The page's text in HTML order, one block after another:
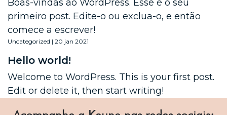
Boas-vindas ao WordPress. Esse é o seu
primeiro post. Edite-o ou exclua-o, e então
comece a escrever!
Uncategorized | 20 jan 2021
Hello world!
Welcome to WordPress. This is your first post.
Edit or delete it, then start writing!